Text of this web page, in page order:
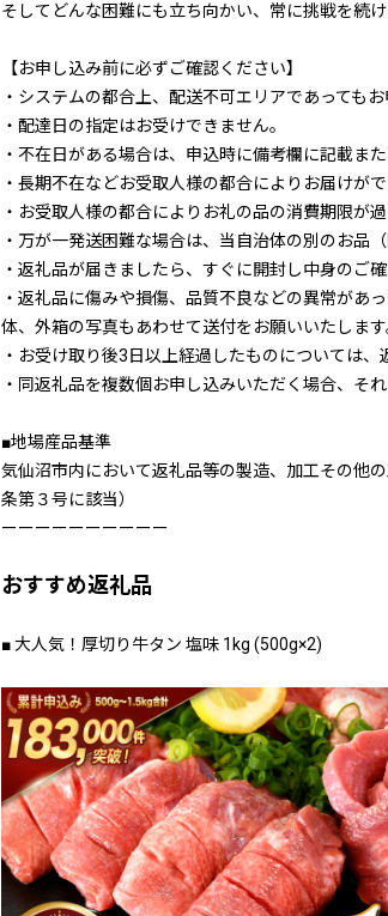
そしてどんな困難にも立ち向かい、常に挑戦を続
【お申し込み前に必ずご確認ください】
・システムの都合上、配送不可エリアであっても
・配達日の指定はお受けできません。
・不在日がある場合は、申込時に備考欄に記載ま
・長期不在などお受取人様の都合によりお届けが
・お受取人様の都合によりお礼の品の消費期限が
・万が一発送困難な場合は、当自治体の別のお品
・返礼品が届きましたら、すぐに開封し中身のご
・返礼品に傷みや損傷、品質不良などの異常があ
体、外箱の写真もあわせて送付をお願いいたします
・お受け取り後3日以上経過したものについては
・同返礼品を複数個お申し込みいただく場合、そ
■地場産品基準
気仙沼市内において返礼品等の製造、加工その他
条第３号に該当）
ーーーーーーーーーー
おすすめ返礼品
■ 大人気！厚切り牛タン 塩味 1kg (500g×2)